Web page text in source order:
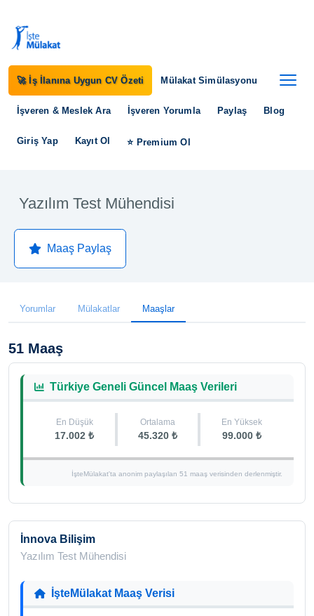
🚀 İş İlanına Uygun CV Özeti Mülakat Simülasyonu
İşveren & Meslek Ara İşveren Yorumla Paylaş Blog
Giriş Yap Kayıt Ol ⭐ Premium Ol
Yazılım Test Mühendisi
Maaş Paylaş
Yorumlar Mülakatlar Maaşlar
51 Maaş
Türkiye Geneli Güncel Maaş Verileri
En Düşük
17.002 ₺
Ortalama
45.320 ₺
En Yüksek
99.000 ₺
İşteMülakat'ta anonim paylaşılan 51 maaş verisinden derlenmiştir.
İnnova Bilişim
Yazılım Test Mühendisi
İşteMülakat Maaş Verisi